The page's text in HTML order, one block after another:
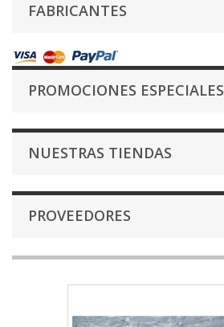
FABRICANTES
PROMOCIONES ESPECIALES
NUESTRAS TIENDAS
PROVEEDORES